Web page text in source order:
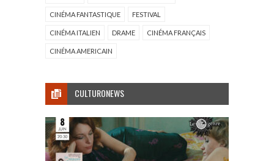
CINÉMA FANTASTIQUE FESTIVAL
CINÉMA ITALIEN DRAME CINÉMA FRANÇAIS
CINÉMA AMERICAIN
CULTURONEWS